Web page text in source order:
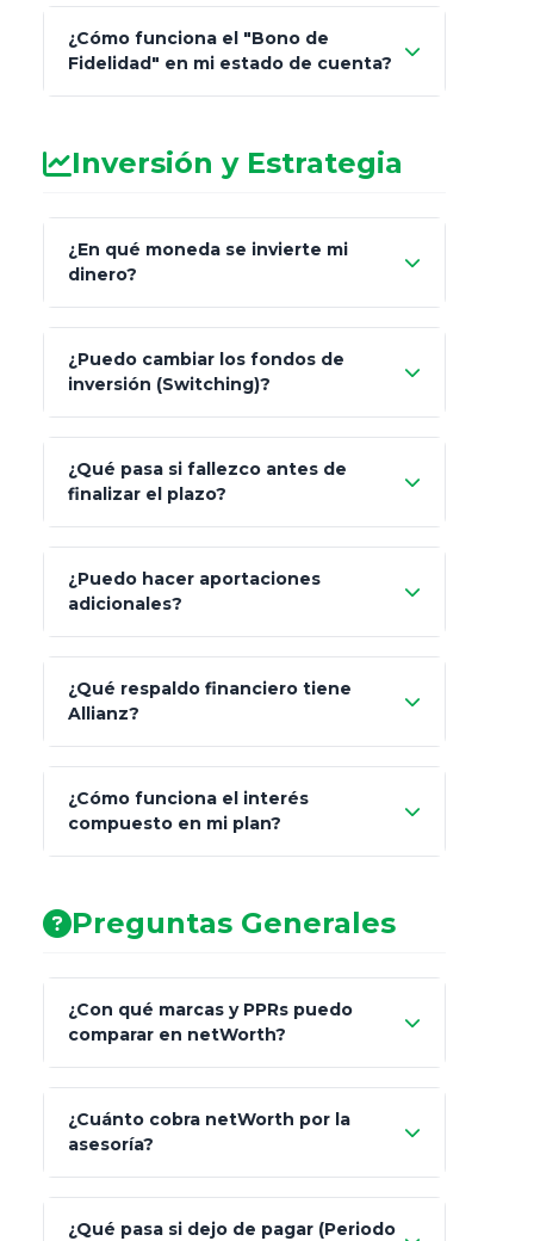
¿Cómo funciona el "Bono de
Fidelidad" en mi estado de cuenta?
Inversión y Estrategia
¿En qué moneda se invierte mi
dinero?
inflación), Dólares o Euros
¿Puedo cambiar los fondos de
inversión (Switching)?
"Switching" (cambio de fondos)
¿Qué pasa si fallezco antes de
finalizar el plazo?
100% a tus
beneficiarios designados
¿Puedo hacer aportaciones
adicionales?
¿Qué respaldo financiero tiene
Allianz?
AA (Muy Fuerte)
¿Cómo funciona el interés
compuesto en mi plan?
Preguntas Generales
¿Con qué marcas y PPRs puedo
comparar en netWorth?
¿Cuánto cobra netWorth por la
asesoría?
¿Qué pasa si dejo de pagar (Periodo